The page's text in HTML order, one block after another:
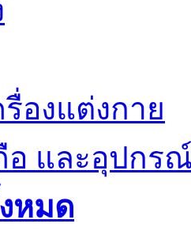
องแต่งกาย
และอุปกร
หมด